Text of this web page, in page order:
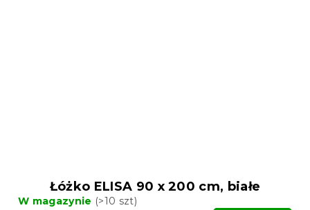
Łóżko ELISA 90 x 200 cm, białe
W magazynie (>10 szt)